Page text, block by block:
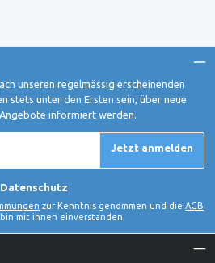
unseren regelmässig erscheinenden
stets unter den Ersten sein, über neue
informiert werden.
Jetzt anmelden
Datenschutz
zur Kenntnis genommen und die AGB
mit ihnen einverstanden.